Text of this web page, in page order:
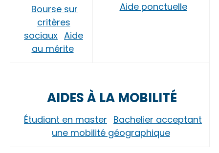
Bourse sur
critères
sociaux Aide
au mérite
Aide ponctuelle
AIDES À LA MOBILITÉ
Étudiant en master Bachelier acceptant
une mobilité géographique